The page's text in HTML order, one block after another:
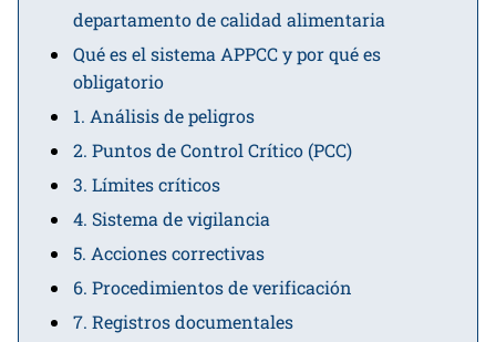
departamento de calidad alimentaria
Qué es el sistema APPCC y por qué es
obligatorio
1. Análisis de peligros
2. Puntos de Control Crítico (PCC)
3. Límites críticos
4. Sistema de vigilancia
5. Acciones correctivas
6. Procedimientos de verificación
7. Registros documentales